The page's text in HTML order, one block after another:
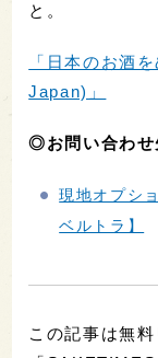
と。
「日本のお酒
Japan)」
◎お問い合わせ
現地オプシ
ベルトラ】
この記事は無